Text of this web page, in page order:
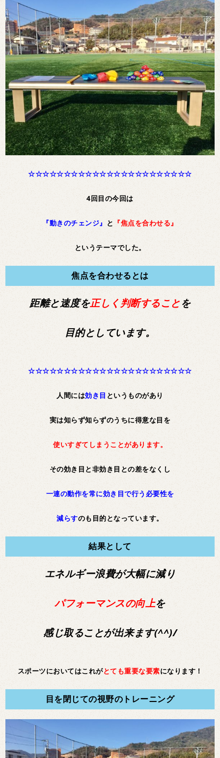
☆☆☆☆☆☆☆☆☆☆☆☆☆☆☆☆☆☆☆☆☆☆☆
4回目の今回は
『動きのチェンジ』 と 『焦点を合わせる』
というテーマでした。
焦点を合わせるとは
距離と速度を正しく判断することを
目的としています。
☆☆☆☆☆☆☆☆☆☆☆☆☆☆☆☆☆☆☆☆☆☆☆
人間には効き目 というものがあり
実は知らず知らずのうちに得意な目を
使いすぎてしまうことがあります。
その効き目と非効き目との差をなくし
一連の動作を常に効き目で行う必要性を
減らすのも目的となっています。
結果として
エネルギー浪費が大幅に減り
パフォーマンスの向上を
感じ取ることが出来ます(^^)/
スポーツにおいてはこれがとても重要な要素になります！
目を閉じての視野のトレーニング